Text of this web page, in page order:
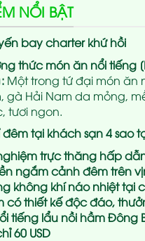
NỔI BẬT
bay charter khứ hồi
thức món ăn nổi tiếng
Một trong tứ đại món ăn
gà Hải Nam da mỏng,
tươi ngon.
đêm tại khách sạn 4 sao
trực thăng hấp
ngắm cảnh đêm trên
không khí náo nhiệt tại
có thiết kế độc đáo,
tiếng lẩu nồi hầm Đông
60 USD